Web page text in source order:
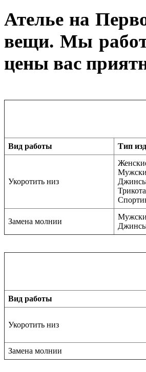
Ателье на
вещи. Мы
цены вас
Вид работы Тип
Укоротить низ
Джинсы
Замена молнии
Вид работы
Укоротить низ
Замена молнии